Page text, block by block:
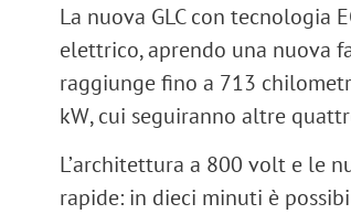
La nuova GLC con tecnologia
elettrico, aprendo una nuova
raggiunge fino a 713
kW, cui seguiranno altre
L’architettura a 800 volte le
rapide: in dieci minuti è